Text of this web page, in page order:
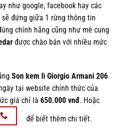
như google, facebook hay các
sẽ đứng giữa 1 rừng thông tin
chính hãng cũng như mê cung
được chào bán với nhiều mức
Son kem lì Giorgio Armani 206
tại website chính thức của
giá chỉ là 650.000 vnđ. Hoặc
để biết thêm chi tiết.